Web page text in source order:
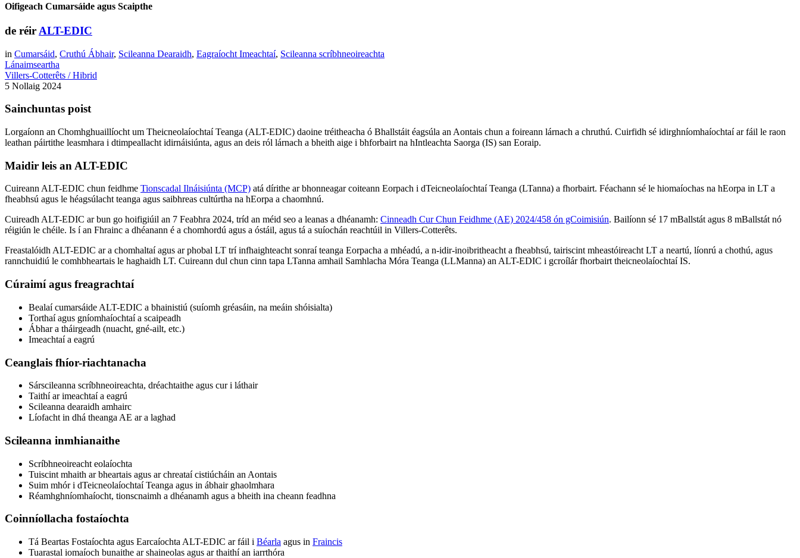
Oifigeach Cumarsáide agus Scaipthe
de réir ALT-EDIC
in Cumarsáid, Cruthú Ábhair, Scileanna Dearaidh, Eagraíocht Imeachtaí, Scileanna scríbhneoireachta
Lánaimseartha
Villers-Cotterêts / Hibrid
5 Nollaig 2024
Sainchuntas poist
Lorgaíonn an Chomhghuaillíocht um Theicneolaíochtaí Teanga (ALT-EDIC) daoine tréitheacha ó Bhallstáit éagsúla an Aontais chun a foireann lárnach a chruthú. Cuirfidh sé idirghníomhaíochtaí ar fáil le raon
leathan páirtithe leasmhara i dtimpeallacht idirnáisiúnta, agus an deis ról lárnach a bheith aige i bhforbairt na hIntleachta Saorga (IS) san Eoraip.
Maidir leis an ALT-EDIC
Cuireann ALT-EDIC chun feidhme Tionscadal Ilnáisiúnta (MCP) atá dírithe ar bhonneagar coiteann Eorpach i dTeicneolaíochtaí Teanga (LTanna) a fhorbairt. Féachann sé le hiomaíochas na hEorpa in LT a
fheabhsú agus le héagsúlacht teanga agus saibhreas cultúrtha na hEorpa a chaomhnú.
Cuireadh ALT-EDIC ar bun go hoifigiúil an 7 Feabhra 2024, tríd an méid seo a leanas a dhéanamh: Cinneadh Cur Chun Feidhme (AE) 2024/458 ón gCoimisiún. Bailíonn sé 17 mBallstát agus 8 mBallstát nó
réigiún le chéile. Is í an Fhrainc a dhéanann é a chomhordú agus a óstáil, agus tá a suíochán reachtúil in Villers-Cotterêts.
Freastalóidh ALT-EDIC ar a chomhaltaí agus ar phobal LT trí infhaighteacht sonraí teanga Eorpacha a mhéadú, a n-idir-inoibritheacht a fheabhsú, tairiscint mheastóireacht LT a neartú, líonrú a chothú, agus
rannchuidiú le comhbheartais le haghaidh LT. Cuireann dul chun cinn tapa LTanna amhail Samhlacha Móra Teanga (LLManna) an ALT-EDIC i gcroílár fhorbairt theicneolaíochtaí IS.
Cúraimí agus freagrachtaí
Bealaí cumarsáide ALT-EDIC a bhainistiú (suíomh gréasáin, na meáin shóisialta)
Torthaí agus gníomhaíochtaí a scaipeadh
Ábhar a tháirgeadh (nuacht, gné-ailt, etc.)
Imeachtaí a eagrú
Ceanglais fhíor-riachtanacha
Sárscileanna scríbhneoireachta, dréachtaithe agus cur i láthair
Taithí ar imeachtaí a eagrú
Scileanna dearaidh amhairc
Líofacht in dhá theanga AE ar a laghad
Scileanna inmhianaithe
Scríbhneoireacht eolaíochta
Tuiscint mhaith ar bheartais agus ar chreataí cistiúcháin an Aontais
Suim mhór i dTeicneolaíochtaí Teanga agus in ábhair ghaolmhara
Réamhghníomhaíocht, tionscnaimh a dhéanamh agus a bheith ina cheann feadhna
Coinníollacha fostaíochta
Tá Beartas Fostaíochta agus Earcaíochta ALT-EDIC ar fáil i Béarla agus in Fraincis
Tuarastal iomaíoch bunaithe ar shaineolas agus ar thaithí an iarrthóra